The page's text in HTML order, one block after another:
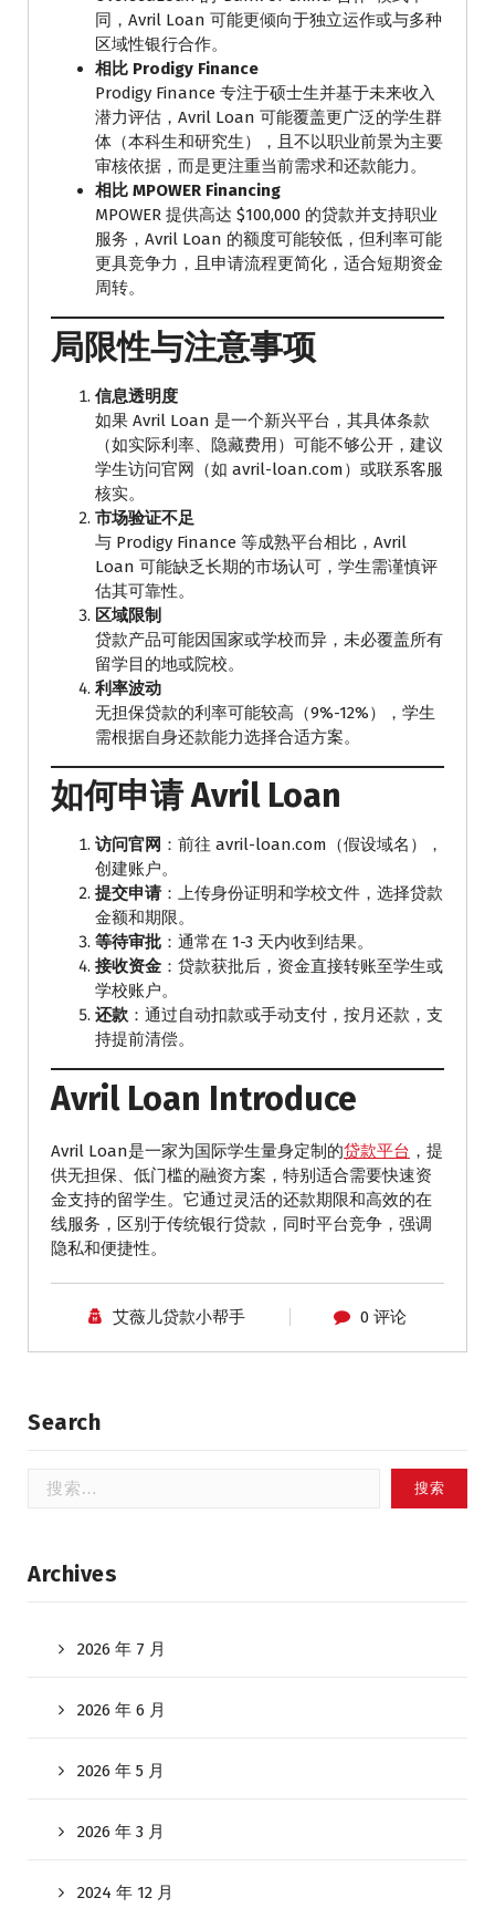
同，Avril Loan 可能更倾向于独立运作或与多种
区域性银行合作。
相比 Prodigy Finance
Prodigy Finance 专注于硕士生并基于未来收入
潜力评估，Avril Loan 可能覆盖更广泛的学生群
体（本科生和研究生），且不以职业前景为主要
审核依据，而是更注重当前需求和还款能力。
相比 MPOWER Financing
MPOWER 提供高达 $100,000 的贷款并支持职业
服务，Avril Loan 的额度可能较低，但利率可能
更具竞争力，且申请流程更简化，适合短期资金
周转。
局限性与注意事项
信息透明度
如果 Avril Loan 是一个新兴平台，其具体条款
（如实际利率、隐藏费用）可能不够公开，建议
学生访问官网（如 avril-loan.com）或联系客服
核实。
市场验证不足
与 Prodigy Finance 等成熟平台相比，Avril
Loan 可能缺乏长期的市场认可，学生需谨慎评
估其可靠性。
区域限制
贷款产品可能因国家或学校而异，未必覆盖所有
留学目的地或院校。
利率波动
无担保贷款的利率可能较高（9%-12%），学生
需根据自身还款能力选择合适方案。
如何申请 Avril Loan
访问官网 ：前往 avril-loan.com（假设域名），
创建账户。
提交申请 ：上传身份证明和学校文件，选择贷款
金额和期限。
等待审批 ：通常在 1-3 天内收到结果。
接收资金 ：贷款获批后，资金直接转账至学生或
学校账户。
还款 ：通过自动扣款或手动支付，按月还款，支
持提前清偿。
Avril Loan Introduce
Avril Loan是一家为国际学生量身定制的贷款平台 ，提
供无担保、低门槛的融资方案，特别适合需要快速资
金支持的留学生。它通过灵活的还款期限和高效的在
线服务，区别于传统银行贷款，同时平台竞争，强调
隐私和便捷性。
艾薇儿贷款小帮手 0 评论
Search
Archives
2026 年 7 月
2026 年 6 月
2026 年 5 月
2026 年 3 月
2024 年 12 月